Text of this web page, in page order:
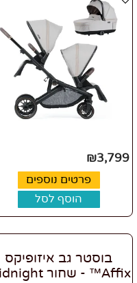
₪3,799
פרטים נוספים
הוסף לסל
בוסטר גב איזופיקס
Affix™ - שחור Midnight